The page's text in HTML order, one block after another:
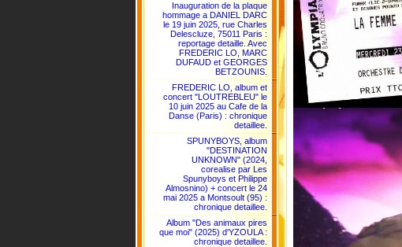
Inauguration de la plaque
hommage a DANIEL DARC
le 19 juin 2025, rue Charles
Delescluze, 75011 Paris :
reportage detaille. Avec
FREDERIC LO, MARC
DUFAUD et GEORGES
BETZOUNIS.
FREDERIC LO, album et
concert "LOUTREBLEU" le
10 juin 2025 au Cafe de la
Danse (Paris) : chronique
detaillee.
SPUNYBOYS, album
"DESTINATION
UNKNOWN" (2024,
corealise par Les
Spunyboys et Philippe
Almosnino) + concert le 24
mai 2025 a Montsoult (95) :
chronique detaillee.
Album "Des animaux pires
que moi" (2025) d'YZOULA :
chronique detaillee.